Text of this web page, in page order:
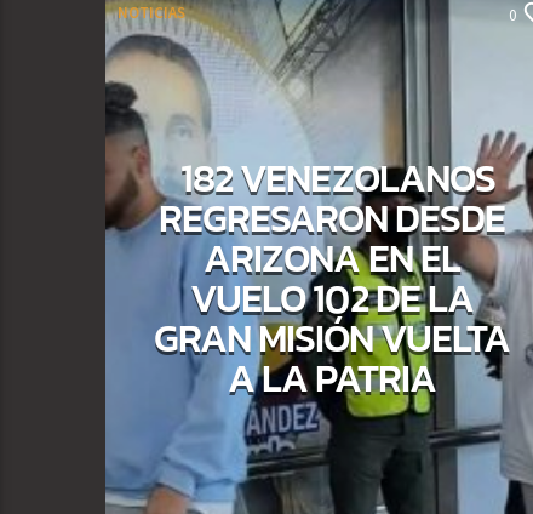
NOTICIAS 0
182 VENEZOLANOS
REGRESARON DESDE
ARIZONA EN EL
VUELO 102 DE LA
GRAN MISIÓN VUELTA
A LA PATRIA